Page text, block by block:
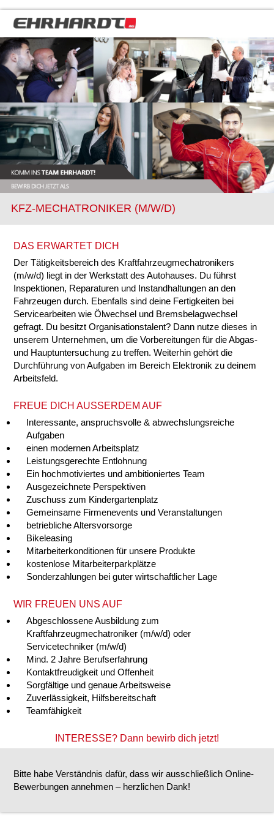
KFZ-MECHATRONIKER (M/W/D)
DAS ERWARTET DICH
Der Tätigkeitsbereich des Kraftfahrzeugmechatronikers
(m/w/d) liegt in der Werkstatt des Autohauses. Du führst
Inspektionen, Reparaturen und Instandhaltungen an den
Fahrzeugen durch. Ebenfalls sind deine Fertigkeiten bei
Servicearbeiten wie Ölwechsel und Bremsbelagwechsel
gefragt. Du besitzt Organisationstalent? Dann nutze dieses in
unserem Unternehmen, um die Vorbereitungen für die Abgas-
und Hauptuntersuchung zu treffen. Weiterhin gehört die
Durchführung von Aufgaben im Bereich Elektronik zu deinem
Arbeitsfeld.
FREUE DICH AUSSERDEM AUF
Interessante, anspruchsvolle & abwechslungsreiche
Aufgaben
einen modernen Arbeitsplatz
Leistungsgerechte Entlohnung
Ein hochmotiviertes und ambitioniertes Team
Ausgezeichnete Perspektiven
Zuschuss zum Kindergartenplatz
Gemeinsame Firmenevents und Veranstaltungen
betriebliche Altersvorsorge
Bikeleasing
Mitarbeiterkonditionen für unsere Produkte
kostenlose Mitarbeiterparkplätze
Sonderzahlungen bei guter wirtschaftlicher Lage
WIR FREUEN UNS AUF
Abgeschlossene Ausbildung zum
Kraftfahrzeugmechatroniker (m/w/d) oder
Servicetechniker (m/w/d)
Mind. 2 Jahre Berufserfahrung
Kontaktfreudigkeit und Offenheit
Sorgfältige und genaue Arbeitsweise
Zuverlässigkeit, Hilfsbereitschaft
Teamfähigkeit
INTERESSE? Dann bewirb dich jetzt!
Bitte habe Verständnis dafür, dass wir ausschließlich Online-
Bewerbungen annehmen – herzlichen Dank!